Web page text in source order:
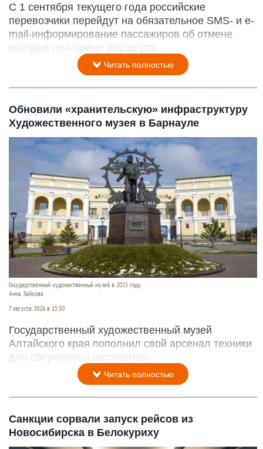
С 1 сентября текущего года российские
перевозчики перейдут на обязательное SMS- и e-
mail-информирование пассажиров об отмене
поездов или смене маршрута.
Читать полностью
Обновили «хранительскую» инфраструктуру
Художественного музея в Барнауле
Государственный художественный музей в 2025 году.
Анна Зайкова
7 августа 2026 в 15:50
Государственный художественный музей
Алтайского края пополнил свой арсенал техники
для сбережения экспонатов.
Читать полностью
Санкции сорвали запуск рейсов из
Новосибирска в Белокуриху